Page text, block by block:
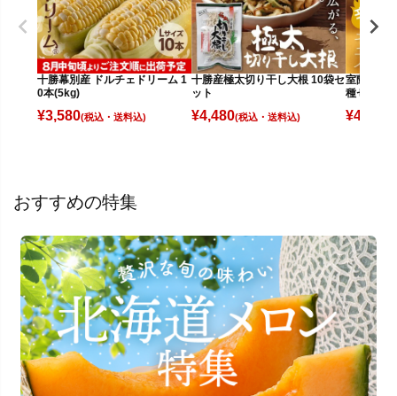
十勝幕別産 ドルチェドリーム 1
0本(5kg)
¥3,580(税込)
十勝産極太切り干し大根 10袋セ
ット
¥4,480(税込)
室蘭うず
種セット
¥4,780
おすすめの特集